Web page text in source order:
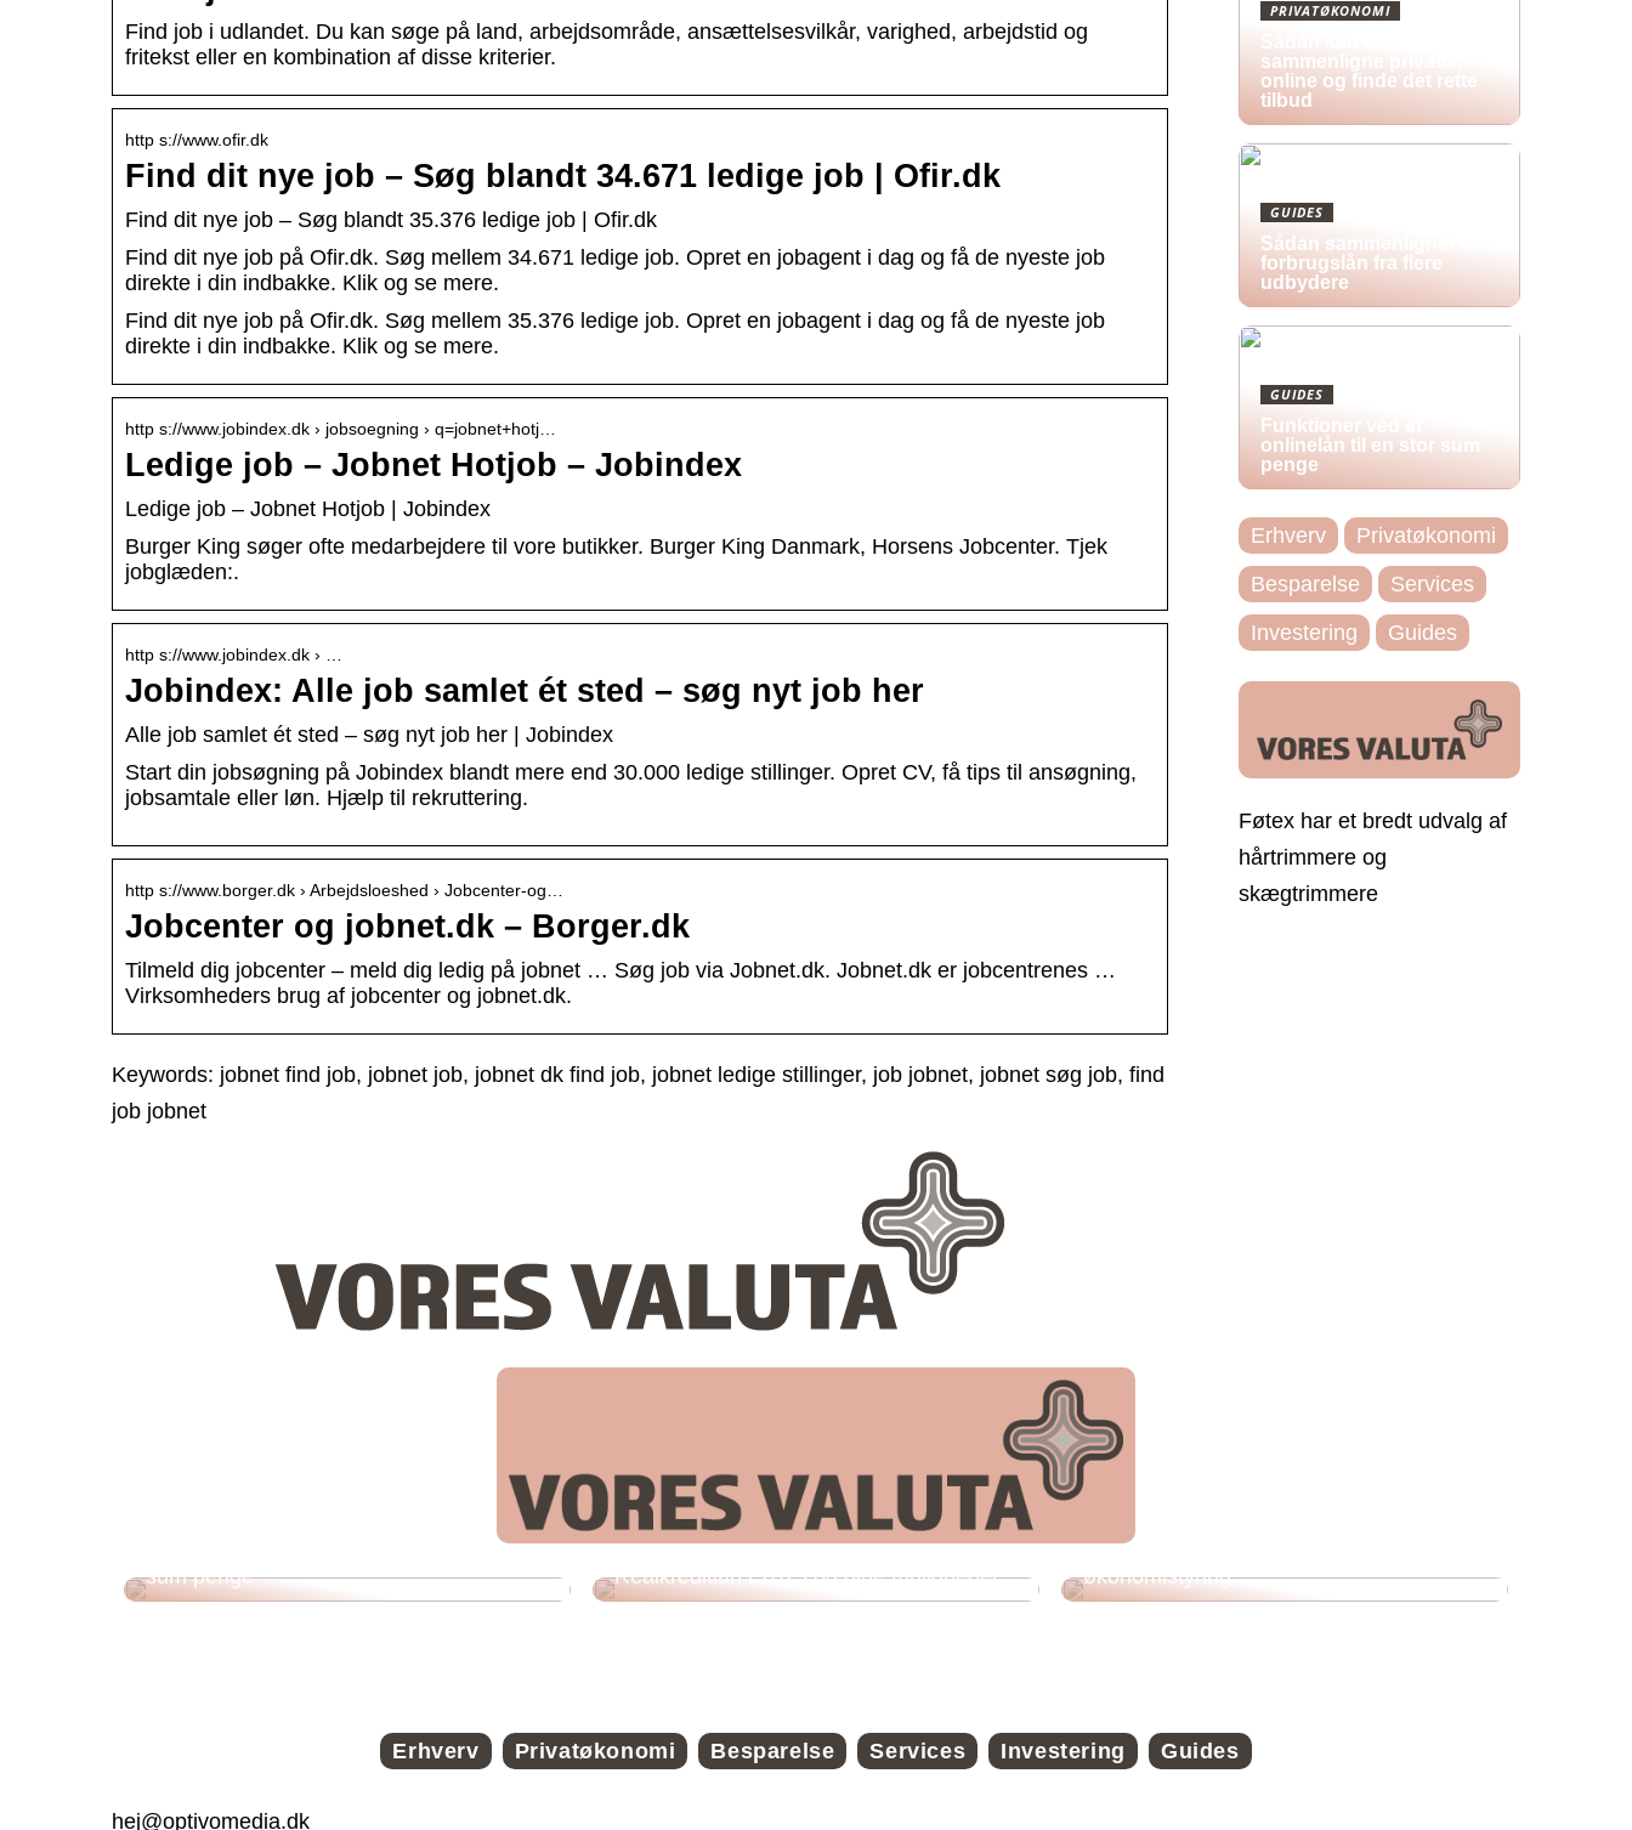
Find job i udlandet. Du kan søge på land, arbejdsområde, ansættelsesvilkår, varighed, arbejdstid og
fritekst eller en kombination af disse kriterier.
http s://www.ofir.dk
Find dit nye job – Søg blandt 34.671 ledige job | Ofir.dk
Find dit nye job – Søg blandt 35.376 ledige job | Ofir.dk
Find dit nye job på Ofir.dk. Søg mellem 34.671 ledige job. Opret en jobagent i dag og få de nyeste job
direkte i din indbakke. Klik og se mere.
Find dit nye job på Ofir.dk. Søg mellem 35.376 ledige job. Opret en jobagent i dag og få de nyeste job
direkte i din indbakke. Klik og se mere.
http s://www.jobindex.dk › jobsoegning › q=jobnet+hotj…
Ledige job – Jobnet Hotjob – Jobindex
Ledige job – Jobnet Hotjob | Jobindex
Burger King søger ofte medarbejdere til vore butikker. Burger King Danmark, Horsens Jobcenter. Tjek
jobglæden:.
http s://www.jobindex.dk › …
Jobindex: Alle job samlet ét sted – søg nyt job her
Alle job samlet ét sted – søg nyt job her | Jobindex
Start din jobsøgning på Jobindex blandt mere end 30.000 ledige stillinger. Opret CV, få tips til ansøgning,
jobsamtale eller løn. Hjælp til rekruttering.
http s://www.borger.dk › Arbejdsloeshed › Jobcenter-og…
Jobcenter og jobnet.dk – Borger.dk
Tilmeld dig jobcenter – meld dig ledig på jobnet … Søg job via Jobnet.dk. Jobnet.dk er jobcentrenes …
Virksomheders brug af jobcenter og jobnet.dk.
Keywords: jobnet find job, jobnet job, jobnet dk find job, jobnet ledige stillinger, job jobnet, jobnet søg job, find
job jobnet
PRIVATØKONOMI
sammenligne privatlån
online og finde det rette
tilbud
GUIDES
Sådan sammenligner du
forbrugslån fra flere
udbydere
GUIDES
Funktioner ved et
onlinelån til en stor sum
penge
Erhverv
Privatøkonomi
Besparelse
Services
Investering
Guides
Føtex har et bredt udvalg af
hårtrimmere og
skægtrimmere
sum penge
Realkreditlån i 2025 og dine muligheder
økonomistyring
Erhverv Privatøkonomi Besparelse Services Investering Guides
hej@optivomedia.dk